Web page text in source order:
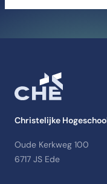
Christelijke
Oude Kerkweg 100
6717 JS Ede